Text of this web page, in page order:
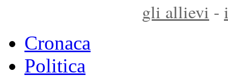
gli allievi -
Cronaca
Politica